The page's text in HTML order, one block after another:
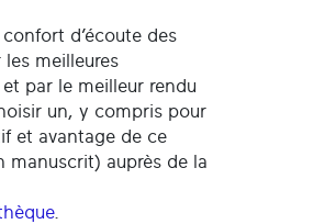
d’écoute des
meilleures
par le meilleur rendu
un, y compris pour
et avantage de ce
auprès de la
.